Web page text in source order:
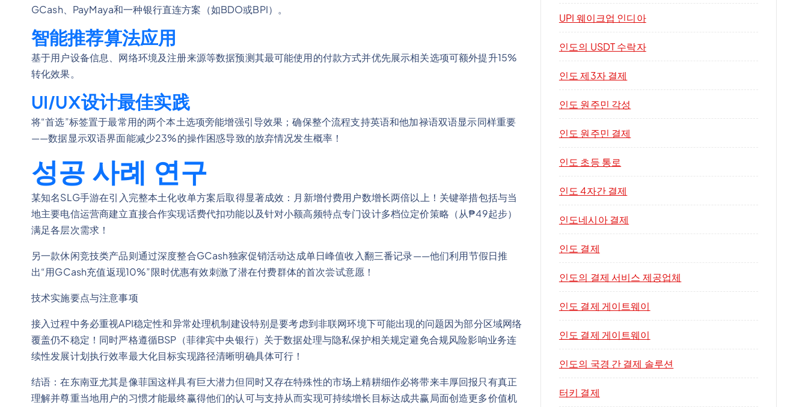
GCash、PayMaya和一种银行直连方案（如BDO或BPI）。
智能推荐算法应用
基于用户设备信息、网络环境及注册来源等数据预测其最可能使用的付款方式并优先展示相关选项可额外提升15%
转化效果。
UI/UX设计最佳实践
将“首选”标签置于最常用的两个本土选项旁能增强引导效果；确保整个流程支持英语和他加禄语双语显示同样重要
——数据显示双语界面能减少23%的操作困惑导致的放弃情况发生概率！
성공 사례 연구
某知名SLG手游在引入完整本土化收单方案后取得显著成效：月新增付费用户数增长两倍以上！关键举措包括与当
地主要电信运营商建立直接合作实现话费代扣功能以及针对小额高频特点专门设计多档位定价策略（从₱49起步）
满足各层次需求！
另一款休闲竞技类产品则通过深度整合GCash独家促销活动达成单日峰值收入翻三番记录——他们利用节假日推
出“用GCash充值返现10%”限时优惠有效刺激了潜在付费群体的首次尝试意愿！
技术实施要点与注意事项
接入过程中务必重视API稳定性和异常处理机制建设特别是要考虑到非联网环境下可能出现的问题因为部分区域网络
覆盖仍不稳定！同时严格遵循BSP（菲律宾中央银行）关于数据处理与隐私保护相关规定避免合规风险影响业务连
续性发展计划执行效率最大化目标实现路径清晰明确具体可行！
结语：在东南亚尤其是像菲国这样具有巨大潜力但同时又存在特殊性的市场上精耕细作必将带来丰厚回报只有真正
理解并尊重当地用户的习惯才能最终赢得他们的认可与支持从而实现可持续增长目标达成共赢局面创造更多价值机
UPI 웨이크업 인디아
인도의 USDT 수락자
인도 제3자 결제
인도 원주민 각성
인도 원주민 결제
인도 초등 통로
인도 4자간 결제
인도네시아 결제
인도 결제
인도의 결제 서비스 제공업체
인도 결제 게이트웨이
인도 결제 게이트웨이
인도의 국경 간 결제 솔루션
터키 결제